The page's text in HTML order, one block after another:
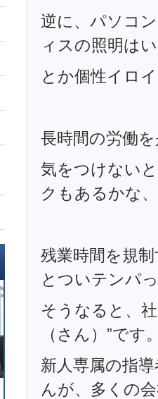
逆に、パソコ
ィスの照明は
とか個性イロ
長時間の労働
気をつけない
クもあるかな
残業時間を規
とついテンパ
そうなると、
（さん）”です
新人専属の指
んが、多くの